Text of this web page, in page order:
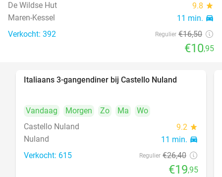
De Wildse Hut
9.8 star
Maren-Kessel 11 min. directions_car
Verkocht: 392 Regulier €16,50
€10,95
Italiaans 3-gangendiner bij Castello Nuland
Vandaag Morgen Zo Ma
Wo
Castello Nuland
9.2 star
Nuland 11 min. directions_car
Verkocht: 615 Regulier €26,40
€19,95